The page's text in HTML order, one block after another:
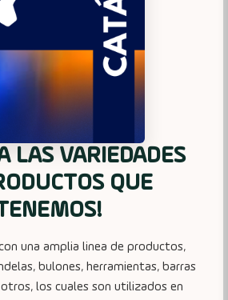
LAS VARIEDADES
QUE
una amplia linea de productos,
bulones, herramientas, barras
los cuales son utilizados en